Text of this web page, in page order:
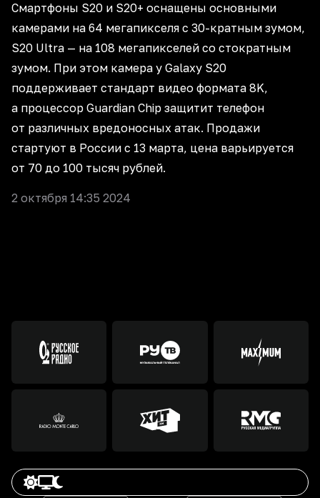
Смартфоны S20 и S20+ оснащены основными
камерами на 64 мегапикселя с 30-кратным зумом,
S20 Ultra — на 108 мегапикселей со стократным
зумом. При этом камера у Galaxy S20
поддерживает стандарт видео формата 8K,
а процессор Guardian Chip защитит телефон
от различных вредоносных атак. Продажи
стартуют в России с 13 марта, цена варьируется
от 70 до 100 тысяч рублей.
2 октября 14:35 2024